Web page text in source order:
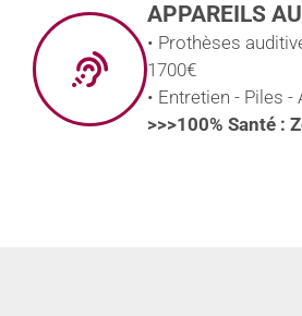
APPAREILS
• Prothèses
1700€
• Entretien - Piles
>>>100% Santé :